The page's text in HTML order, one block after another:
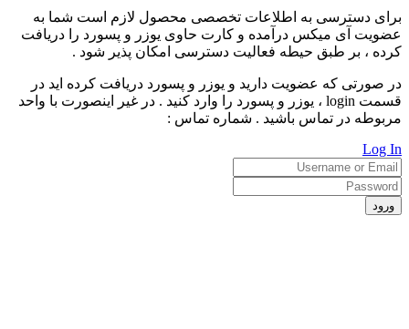
برای دسترسی به اطلاعات تخصصی محصول لازم است شما به
عضویت آی میکس درآمده و کارت حاوی یوزر و پسورد را دریافت
کرده ، بر طبق حیطه فعالیت دسترسی امکان پذیر شود .
در صورتی که عضویت دارید و یوزر و پسورد دریافت کرده اید در
قسمت login ، یوزر و پسورد را وارد کنید . در غیر اینصورت با واحد
مربوطه در تماس باشید . شماره تماس :
Log In
ورود